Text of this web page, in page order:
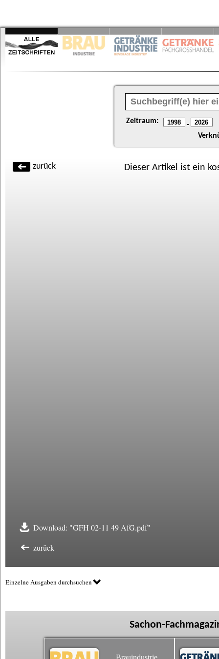
Zeitraum: -
zurück Dieser Artikel ist ein
Download: "GFH 02-11 49 AfG.pdf"
zurück
Einzelne Ausgaben durchsuchen
Sachon-
Brauindustrie